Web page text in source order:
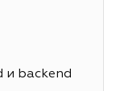
и backend